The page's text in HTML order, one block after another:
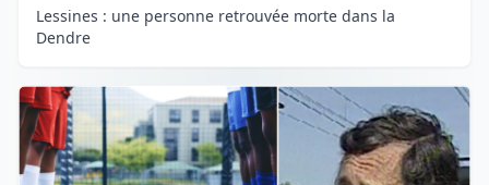
Lessines : une personne retrouvée morte dans la
Dendre